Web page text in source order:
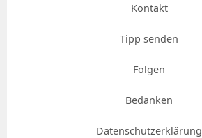
Kontakt
Tipp senden
Folgen
Bedanken
Datenschutzerklärung